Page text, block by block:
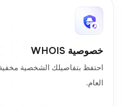
خصوصية WHOIS
احتفظ بتفاصيلك الشخصية
العام.